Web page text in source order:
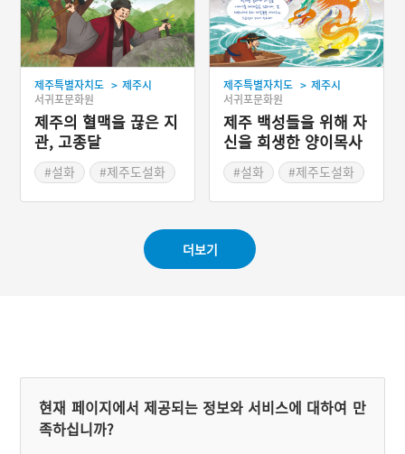
제주특별자치도 > 제주시
서귀포문화원
제주의 혈맥을 끊은 지
관, 고종달
#설화
#제주도설화
제주특별자치도 > 제주시
서귀포문화원
제주 백성들을 위해 자
신을 희생한 양이목사
#설화 #제주도설화
더보기
현재 페이지에서 제공되는 정보와 서비스에 대하여 만
족하십니까?